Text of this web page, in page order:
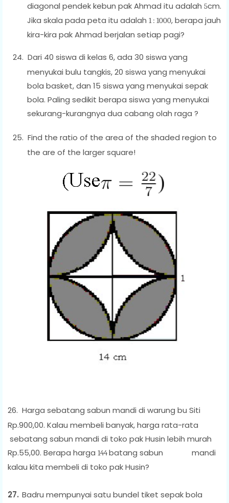
diagonal pendek kebun pak Ahmad itu adalah 5cm.
Jika skala pada peta itu adalah 1 : 1000, berapa jauh
kira-kira pak Ahmad berjalan setiap pagi?
24. Dari 40 siswa di kelas 6, ada 30 siswa yang
menyukai bulu tangkis, 20 siswa yang menyukai
bola basket, dan 15 siswa yang menyukai sepak
bola. Paling sedikit berapa siswa yang menyukai
sekurang-kurangnya dua cabang olah raga ?
25. Find the ratio of the area of the shaded region to
the are of the larger square!
26. Harga sebatang sabun mandi di warung bu Siti
Rp.900,00. Kalau membeli banyak, harga rata-rata
sebatang sabun mandi di toko pak Husin lebih murah
Rp.55,00. Berapa harga 144batang sabun mandi
kalau kita membeli di toko pak Husin?
27. Badru mempunyai satu bundel tiket sepak bola